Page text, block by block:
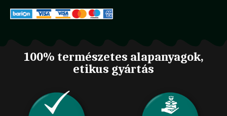
100% természetes alapanyagok,
etikus gyártás